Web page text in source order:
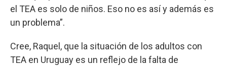
el TEA es solo de niños. Eso no es así y además es
un problema”.
Cree, Raquel, que la situación de los adultos con
TEA en Uruguay es un reflejo de la falta de